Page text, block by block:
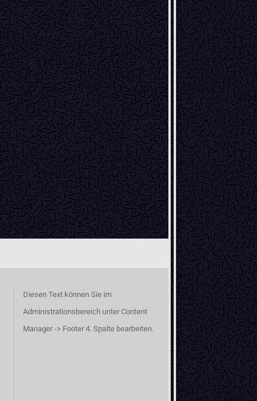
Diesen Text können Sie im
Administrationsbereich unter Content
Manager -> Footer 4. Spalte bearbeiten.